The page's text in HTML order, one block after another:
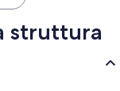
struttura